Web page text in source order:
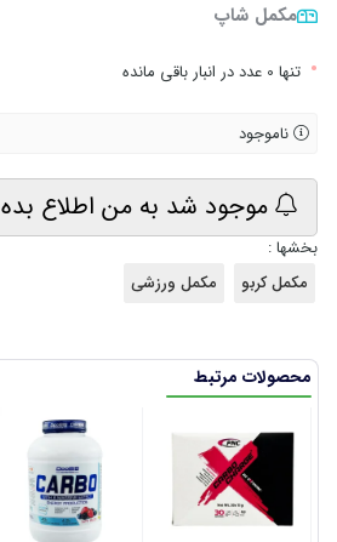
مکمل شاپ
• تنها 0 عدد در انبار باقی مانده
ناموجود
موجود شد به من اطلاع بده
بخشها :
مکمل کربو
مکمل ورزشی
محصولات مرتبط